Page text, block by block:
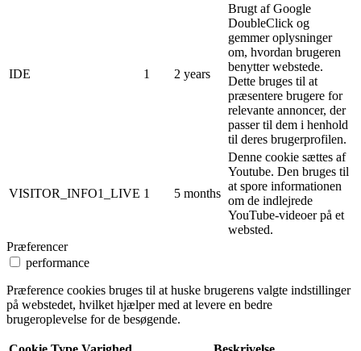
IDE 1 2 years
Brugt af Google
DoubleClick og
gemmer oplysninger
om, hvordan brugeren
benytter webstede.
Dette bruges til at
præsentere brugere for
relevante annoncer, der
passer til dem i henhold
til deres brugerprofilen.
VISITOR_INFO1_LIVE 1 5 months
Denne cookie sættes af
Youtube. Den bruges til
at spore informationen
om de indlejrede
YouTube-videoer på et
websted.
Præferencer
performance
Præference cookies bruges til at huske brugerens valgte indstillinger
på webstedet, hvilket hjælper med at levere en bedre
brugeroplevelse for de besøgende.